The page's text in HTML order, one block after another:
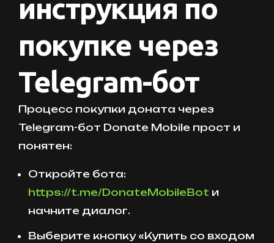
инструкция по
покупке через
Telegram-бот
Процесс покупки доната через
Telegram-бот Donate Mobile прост и
понятен:
Откройте бота:
https://t.me/DonateMobileBot и
начните диалог.
Выберите кнопку «Купить со входом